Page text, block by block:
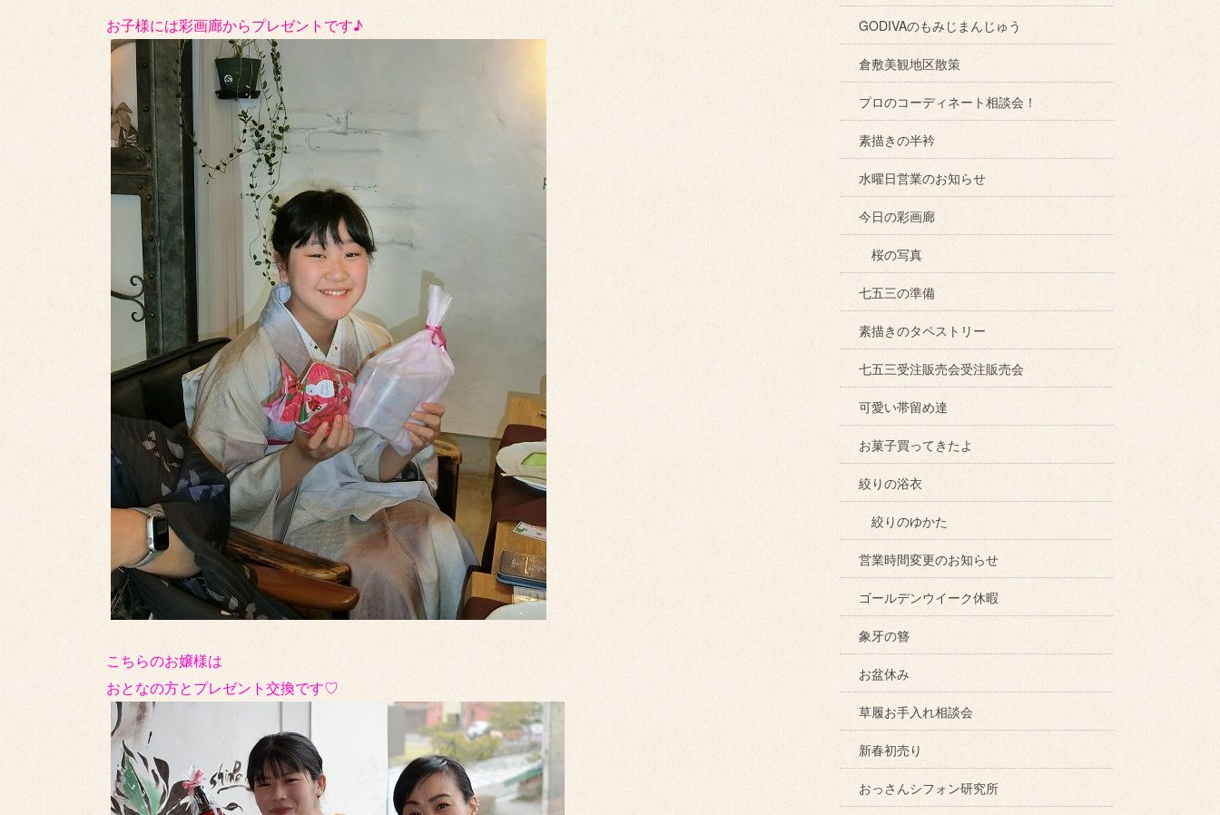
お子様には彩画廊からプレゼントです♪
こちらのお嬢様は
おとなの方とプレゼント交換です♡
GODIVAのもみじまんじゅう
倉敷美観地区散策
プロのコーディネート相談会！
素描きの半衿
水曜日営業のお知らせ
今日の彩画廊
桜の写真
七五三の準備
素描きのタペストリー
七五三受注販売会受注販売会
可愛い帯留め達
お菓子買ってきたよ
絞りの浴衣
絞りのゆかた
営業時間変更のお知らせ
ゴールデンウイーク休暇
象牙の簪
お盆休み
草履お手入れ相談会
新春初売り
おっさんシフォン研究所